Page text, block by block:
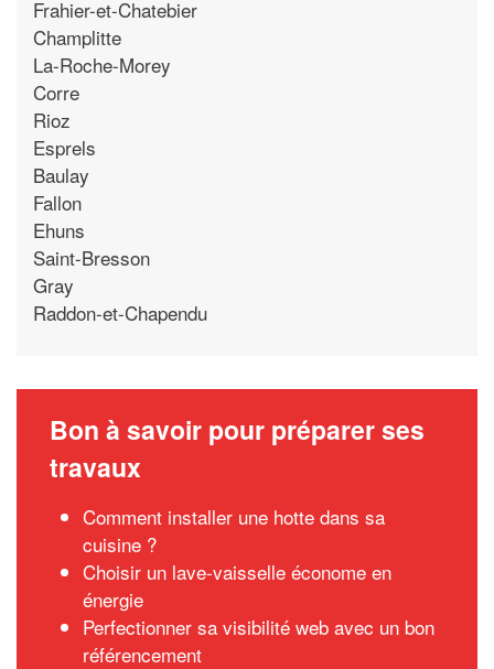
Frahier-et-Chatebier
Champlitte
La-Roche-Morey
Corre
Rioz
Esprels
Baulay
Fallon
Ehuns
Saint-Bresson
Gray
Raddon-et-Chapendu
Bon à savoir pour préparer ses
travaux
Comment installer une hotte dans sa
cuisine ?
Choisir un lave-vaisselle économe en
énergie
Perfectionner sa visibilité web avec un bon
référencement